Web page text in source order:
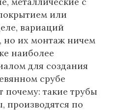
или
вариаций
но их монтаж ничем
наиболее
для создания
срубе
почему: такие трубы
производятся по